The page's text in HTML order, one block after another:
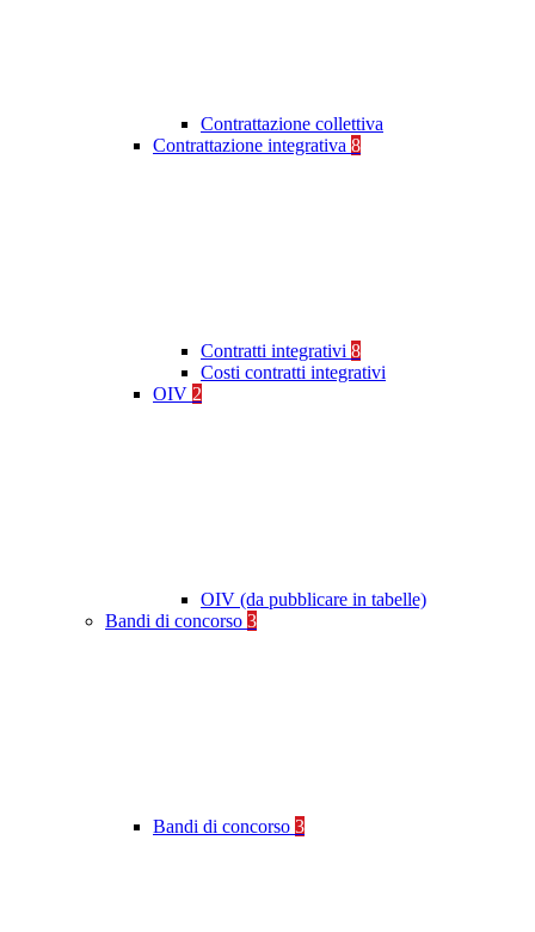
Contrattazione collettiva
Contrattazione integrativa 8
Contratti integrativi 8
Costi contratti integrativi
OIV 2
OIV (da pubblicare in tabelle)
Bandi di concorso 3
Bandi di concorso 3